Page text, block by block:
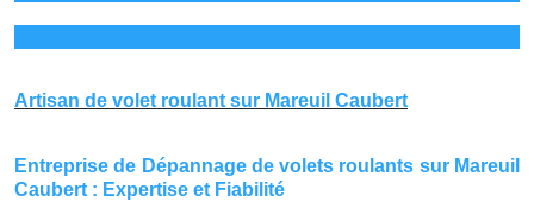
Artisan de volet roulant sur Mareuil Caubert
Entreprise de Dépannage de volets roulants sur Mareuil
Caubert : Expertise et Fiabilité